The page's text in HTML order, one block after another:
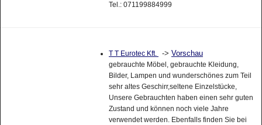
Tel.: 071199884999
T T Eurotec Kft. -> Vorschau
gebrauchte Möbel, gebrauchte Kleidung,
Bilder, Lampen und wunderschönes zum Teil
sehr altes Geschirr,seltene Einzelstücke,
Unsere Gebrauchten haben einen sehr guten
Zustand und können noch viele Jahre
verwendet werden. Ebenfalls finden Sie bei